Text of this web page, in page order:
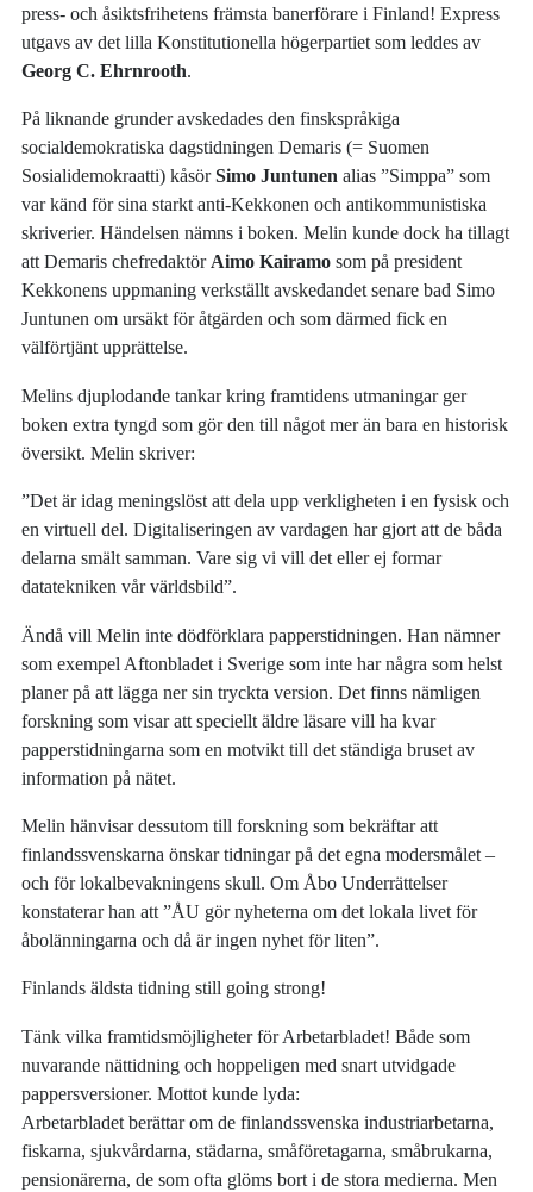
press- och åsiktsfrihetens främsta banerförare i Finland! Express
utgavs av det lilla Konstitutionella högerpartiet som leddes av
Georg C. Ehrnrooth.
På liknande grunder avskedades den finskspråkiga
socialdemokratiska dagstidningen Demaris (= Suomen
Sosialidemokraatti) kåsörSimo Juntunen alias ”Simppa” som
var känd för sina starkt anti-Kekkonen och antikommunistiska
skriverier. Händelsen nämns i boken. Melin kunde dock ha tillagt
att Demaris chefredaktörAimo Kairamo som på president
Kekkonens uppmaning verkställt avskedandet senare bad Simo
Juntunen om ursäkt för åtgärden och som därmed fick en
välförtjänt upprättelse.
Melins djuplodande tankar kring framtidens utmaningar ger
boken extra tyngd som gör den till något mer än bara en historisk
översikt. Melin skriver:
”Det är idag meningslöst att dela upp verkligheten i en fysisk och
en virtuell del. Digitaliseringen av vardagen har gjort att de båda
delarna smält samman. Vare sig vi vill det eller ej formar
datatekniken vår världsbild”.
Ändå vill Melin inte dödförklara papperstidningen. Han nämner
som exempel Aftonbladet i Sverige som inte har några som helst
planer på att lägga ner sin tryckta version. Det finns nämligen
forskning som visar att speciellt äldre läsare vill ha kvar
papperstidningarna som en motvikt till det ständiga bruset av
information på nätet.
Melin hänvisar dessutom till forskning som bekräftar att
finlandssvenskarna önskar tidningar på det egna modersmålet –
och för lokalbevakningens skull. Om Åbo Underrättelser
konstaterar han att ”ÅU gör nyheterna om det lokala livet för
åbolänningarna och då är ingen nyhet för liten”.
Finlands äldsta tidning still going strong!
Tänk vilka framtidsmöjligheter för Arbetarbladet! Både som
nuvarande nättidning och hoppeligen med snart utvidgade
pappersversioner. Mottot kunde lyda:
Arbetarbladet berättar om de finlandssvenska industriarbetarna,
fiskarna, sjukvårdarna, städarna, småföretagarna, småbrukarna,
pensionärerna, de som ofta glöms bort i de stora medierna. Men